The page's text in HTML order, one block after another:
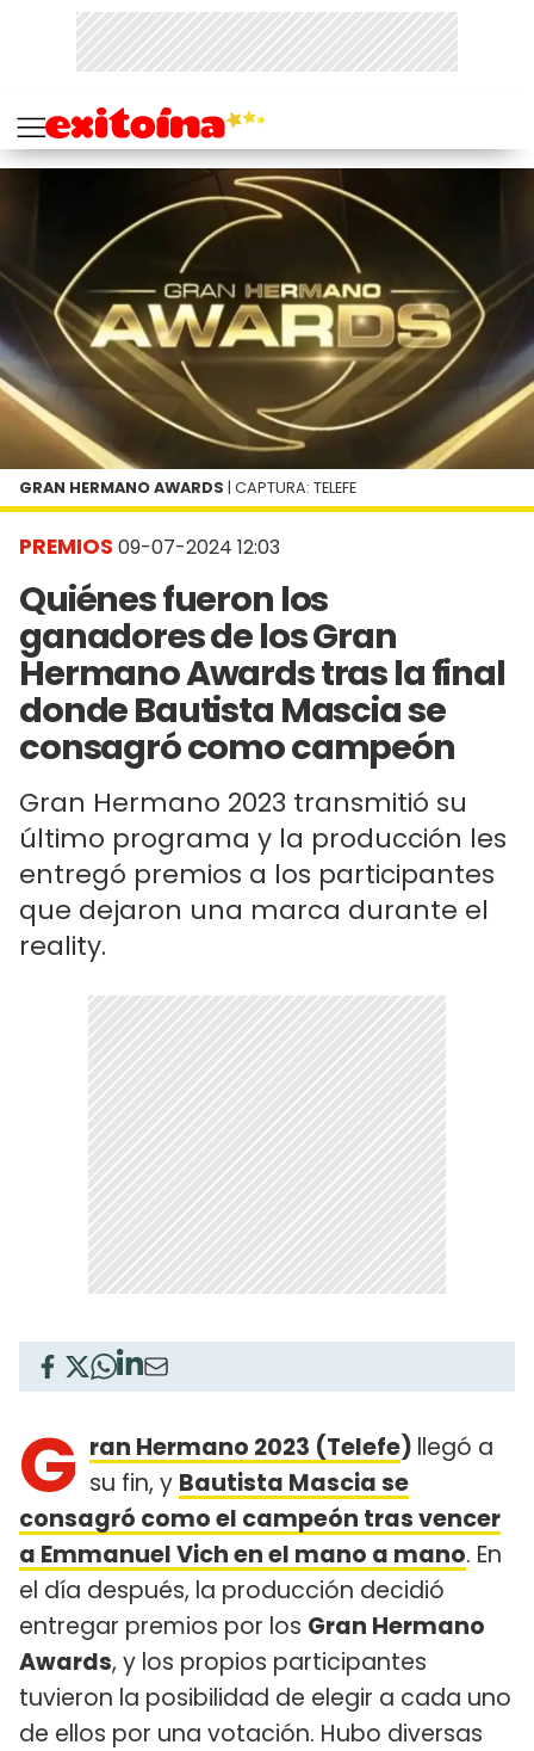
PREMIOS 09-07-2024 12:03
Quiénes fueron los
ganadores de los Gran
Hermano Awards tras la final
donde Bautista Mascia se
consagró como campeón
Gran Hermano 2023 transmitió su
último programa y la producción les
entregó premios a los participantes
que dejaron una marca durante el
reality.
GRAN HERMANO AWARDS | CAPTURA: TELEFE
G ran Hermano 2023 (Telefe) llegó a
su fin, y Bautista Mascia se
consagró como el campeón tras vencer
a Emmanuel Vich en el mano a mano. En
el día después, la producción decidió
entregar premios por los Gran Hermano
Awards, y los propios participantes
tuvieron la posibilidad de elegir a cada uno
de ellos por una votación. Hubo diversas